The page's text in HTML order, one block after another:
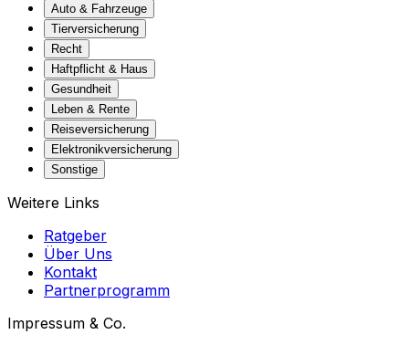
Auto & Fahrzeuge
Tierversicherung
Recht
Haftpflicht & Haus
Gesundheit
Leben & Rente
Reiseversicherung
Elektronikversicherung
Sonstige
Weitere Links
Ratgeber
Über Uns
Kontakt
Partnerprogramm
Impressum & Co.